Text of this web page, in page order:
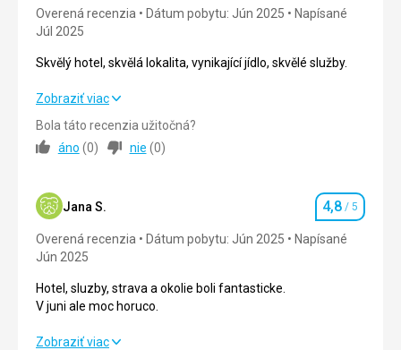
Overená recenzia Dátum pobytu: Jún 2025
Napísané
Júl 2025
Skvělý hotel, skvělá lokalita, vynikající jídlo, skvělé služby.
Skvělý hotel, skvělá lokalita, vynikající jídlo, skvělé služby.
Strava
Okolie 5,0/ 5
Služby 5,0
Zobraziť viac
Bola táto recenzia užitočná?
áno (0) nie (0)
Jana S. Hodnotenie
4,8 / 5
Overená recenzia Dátum pobytu: Jún 2025
Napísané
Jún 2025
Hotel, sluzby, strava a okolie boli fantasticke.
V juni ale moc horuco.
Hotel, sluzby, strava a okolie boli fantasticke.
Zobraziť viac